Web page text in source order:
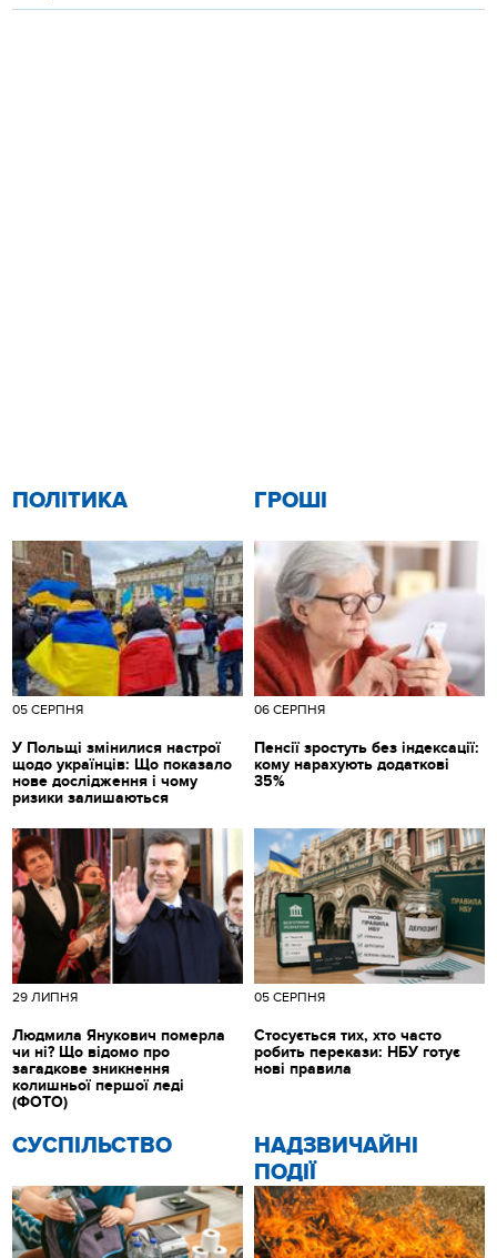
ПОЛІТИКА
05 СЕРПНЯ
У Польщі змінилися настрої
щодо українців: Що показало
нове дослідження і чому
ризики залишаються
ГРОШІ
06 СЕРПНЯ
Пенсії зростуть без індексації:
кому нарахують додаткові
35%
CУСПІЛЬСТВО
НАДЗВИЧАЙНІ
ПОДІЇ
29 ЛИПНЯ
Людмила Янукович померла
чи ні? Що відомо про
загадкове зникнення
колишньої першої леді
(ФОТО)
05 СЕРПНЯ
Стосується тих, хто часто
робить перекази: НБУ готує
нові правила